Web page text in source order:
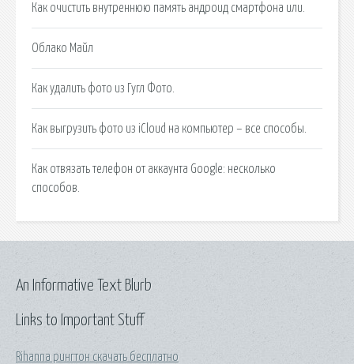
Как очистить внутреннюю память андроид смартфона или.
Облако Майл
Как удалить фото из Гугл Фото.
Как выгрузить фото из iCloud на компьютер – все способы.
Как отвязать телефон от аккаунта Google: несколько
способов.
Links to Important Stuff
Rihanna рингтон скачать бесплатно
An Informative Text Blurb